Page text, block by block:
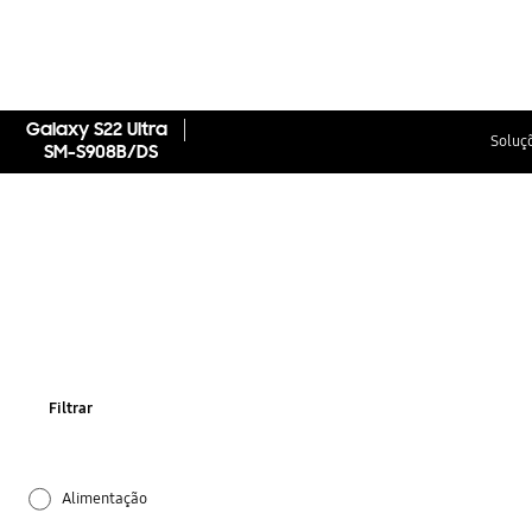
Galaxy S22 Ultra
SM-S908B/DS
Filtrar
Alimentação